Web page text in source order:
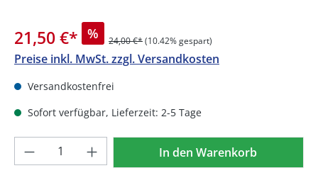
21,50 €* % 24,00 €*(10.42% gespart)
Preise inkl. MwSt. zzgl. Versandkosten
Versandkostenfrei
Sofort verfügbar, Lieferzeit: 2-5 Tage
Produkt Anzahl: Gib denIn den Warenkorb